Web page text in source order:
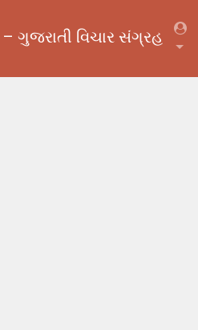
– ગુજરાતી વિચાર સંગ્રહ